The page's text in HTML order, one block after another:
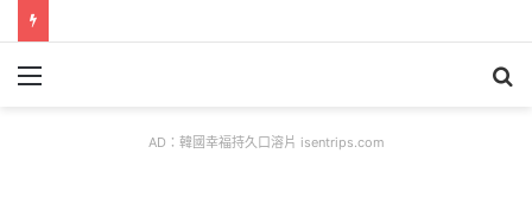
Menu
AD：韓國幸福持久口溶片 isentrips.com